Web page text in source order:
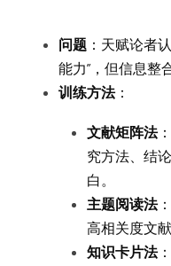
问题 ：天赋论者
能力”，但信息整
训练方法：
文献矩阵法
究方法、结
白。
主题阅读法
高相关度文
知识卡片法